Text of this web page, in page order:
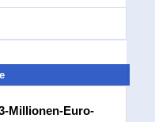
Millionen-Euro-